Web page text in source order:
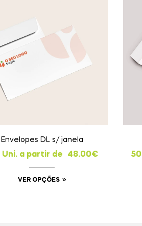
VER OPÇÕES
Cadernos e Blocos
Calendários e Planning